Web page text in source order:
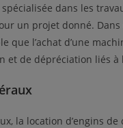
dans les
un projet donné.
que l’achat d’une
et de dépréciation liés
la location d’engins